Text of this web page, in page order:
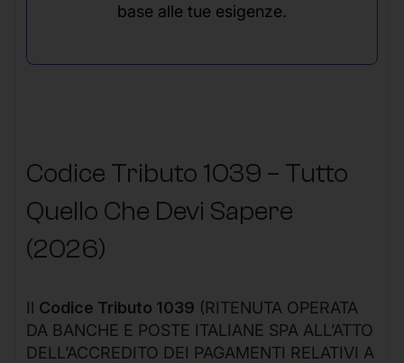
base alle tue esigenze.
Codice Tributo 1039 – Tutto
Quello Che Devi Sapere
(2026)
Il Codice Tributo 1039 (RITENUTA OPERATA
DA BANCHE E POSTE ITALIANE SPA ALL’ATTO
DELL’ACCREDITO DEI PAGAMENTI RELATIVI A